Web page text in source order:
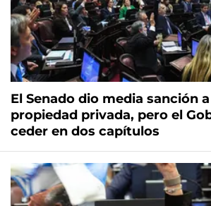
El Senado dio media sanción
propiedad privada, pero el
ceder en dos capítulos